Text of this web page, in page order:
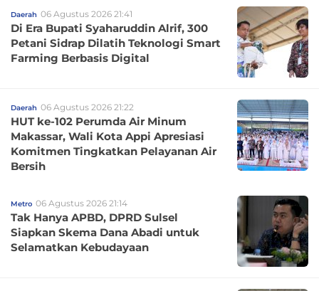
Daerah 06 Agustus 2026 21:41
Di Era Bupati Syaharuddin Alrif, 300
Petani Sidrap Dilatih Teknologi Smart
Farming Berbasis Digital
Daerah 06 Agustus 2026 21:22
HUT ke-102 Perumda Air Minum
Makassar, Wali Kota Appi Apresiasi
Komitmen Tingkatkan Pelayanan Air
Bersih
Metro 06 Agustus 2026 21:14
Tak Hanya APBD, DPRD Sulsel
Siapkan Skema Dana Abadi untuk
Selamatkan Kebudayaan